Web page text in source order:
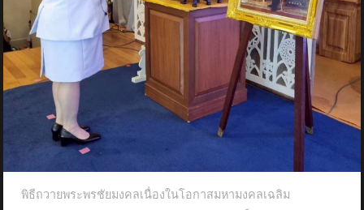
พิธีถวายพระพรชัยมงคลเนื่องในโอกาสมหามงคลเฉลิม